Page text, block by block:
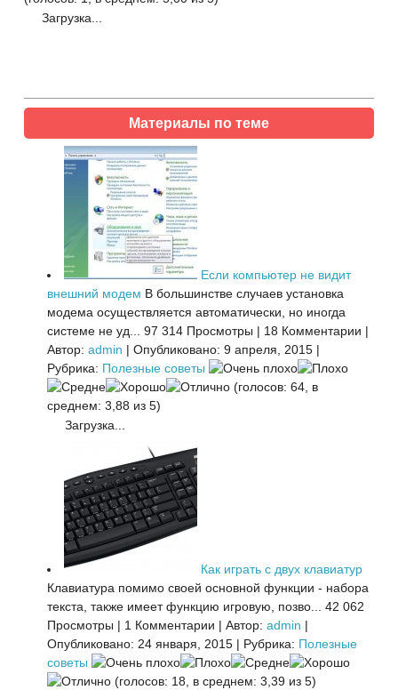
Загрузка...
Материалы по теме
Если компьютер не видит
внешний модем В большинстве случаев установка
модема осуществляется автоматически, но иногда
системе не уд...
97 314 Просмотры | 18 Комментарии |
Автор: admin | Опубликовано: 9 апреля, 2015 |
Рубрика: Полезные советы
(голосов: 64, в
среднем: 3,88 из 5)
Загрузка...
Как играть с двух клавиатур
Клавиатура помимо своей основной функции - набора
текста, также имеет функцию игровую, позво...
42 062
Просмотры | 1 Комментарии | Автор: admin |
Опубликовано: 24 января, 2015 | Рубрика: Полезные
советы
(голосов: 18, в среднем: 3,39 из 5)